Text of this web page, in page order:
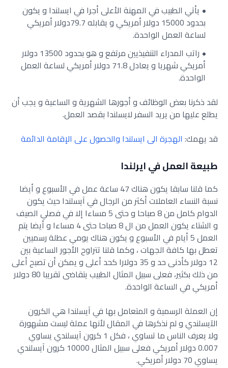
يأتي الطبيب في المهنة الأعلى أجرا في ايسلندا و يكون
بحدود 15000 دولار أمريكي و يقابله 79.7دولار أمريكي
لساعة العمل الواحدة.
راتب المدراء التنفيذيين مرتفع و هو بحدود 13500 دولار
أمريكي شهريا و يعادل 71.8 دولار أمريكي لساعة العمل
الواحدة.
لقد ذكرنا بعض الوظائف و أجورها الشهرية و الساعية و يجب أن
يطلع عليها من يريد السفر لايسلندا بقصد العمل.
قد يهمك: الهجرة الى ايسلندا والحصول على الإقامة الدائمة
طبيعة العمل في ايرلندا
كما قلنا سابقا يكون هناك 47 ساعة عمل في الأسبوع و أيضا
نسبة النساء العاملات أكثر من الرجال في آيسلندا حيث يكون
الدوام كامل من 8 صباحا و حتى 5 مساءا إلا في فصلي الصيف
و الشتاء يكون العمل من ال 8 صباحا حتى 4 مساءا و أيضا يتم
العمل 5 أيام في الأسبوع و يكون هناك يومي عطلة رسميين
تعطل بها كافة الجهات ، وكما قلنا تتراوح الأجور الساعية بين
12 دولار كأدنى حد و 35 دولارا كحد أعلى و يمكن أن تصبح أعلى
من ذلك بكثير، فعلى سبيل المثال الطبيب يتقاضى تقريبا 80 دولار
أمريكي في الساعة الواحدة.
إن العملة الرسمية و المتعامل بها في آيسلندا هي الكرون
اﻵيسلندي و لم نذكرها في المقال لأنها عملة ليست مشهورة
ولا يعرف الناس ما تساوي ، فكل 1 كرون آيسلندي يساوي
0.007 دولار أمريكي فعلى سبيل المثال 10000 كرون آيسلندي
يساوي 70 دولار أمريكي.